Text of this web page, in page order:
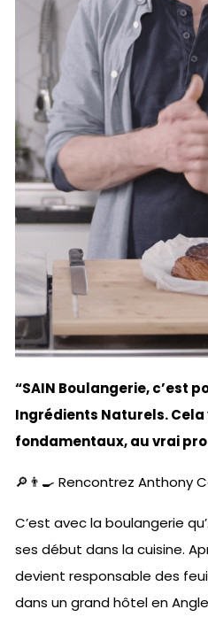
“SAIN Boulangerie, c’est
Ingrédients Naturels.
fondamentaux, au vrai
🔎👨‍🍳 Rencontrez Anthony
C’est avec la boulangerie
ses début dans la cuisine.
devient responsable des
dans un grand hôtel en